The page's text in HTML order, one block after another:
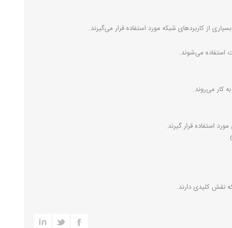
استفاده می‌شوند.
کار می‌روند.
نقش کلیدی دارند.